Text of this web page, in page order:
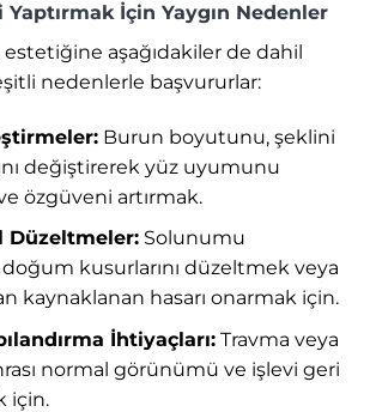
İçin Yaygın Nedenler
aşağıdakiler de dahil
nedenlerle başvururlar:
Burun boyutunu, şeklini
değiştirerek yüz uyumunu
özgüveni artırmak.
Düzeltmeler:Solunumu
kusurlarını düzeltmek veya
kaynaklanan hasarı onarmak için.
İhtiyaçları:Travma veya
normal görünümü ve işlevi geri
için.